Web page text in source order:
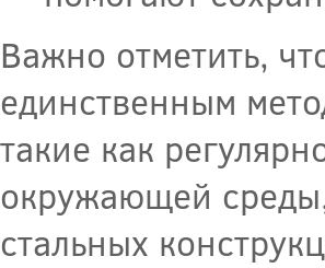
Важно отметить,
единственным
такие как
окружающей
стальных